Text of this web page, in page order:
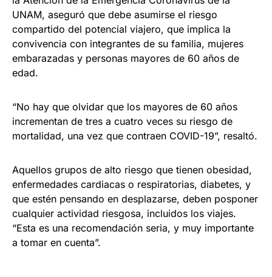
UNAM, aseguró que debe asumirse el riesgo
compartido del potencial viajero, que implica la
convivencia con integrantes de su familia, mujeres
embarazadas y personas mayores de 60 años de
edad.
“No hay que olvidar que los mayores de 60 años
incrementan de tres a cuatro veces su riesgo de
mortalidad, una vez que contraen COVID-19”, resaltó.
Aquellos grupos de alto riesgo que tienen obesidad,
enfermedades cardiacas o respiratorias, diabetes, y
que estén pensando en desplazarse, deben posponer
cualquier actividad riesgosa, incluidos los viajes.
“Esta es una recomendación seria, y muy importante
a tomar en cuenta”.